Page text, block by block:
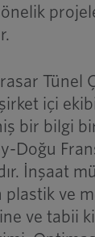
Tünel
içi
bir bilgi
Doğu
İnşaat
ve
ve tabii